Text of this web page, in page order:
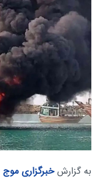
به گزارشخبرگزاری موج